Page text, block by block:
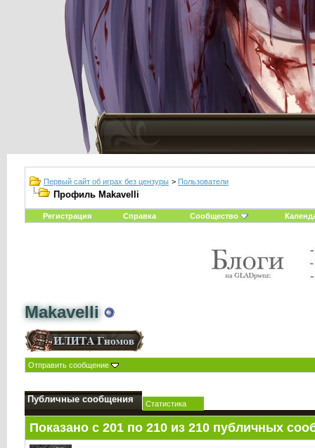
Первый сайт об играх без цензуры > Пользователи
Профиль Makavelli
Регистрация Справка Сообщество
Makavelli
Отправить сообщение
Публичные сообщения Статистика
Показано с 201 по 210из 210публичных